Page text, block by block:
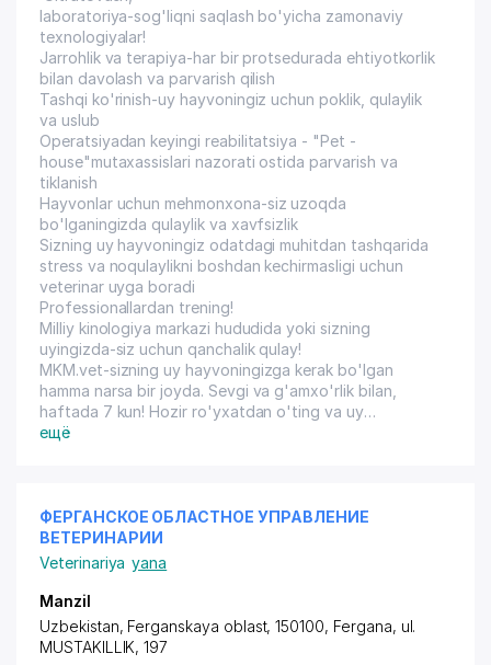
laboratoriya-sog'liqni saqlash bo'yicha zamonaviy
texnologiyalar!
Jarrohlik va terapiya-har bir protsedurada ehtiyotkorlik
bilan davolash va parvarish qilish
Tashqi ko'rinish-uy hayvoningiz uchun poklik, qulaylik
va uslub
Operatsiyadan keyingi reabilitatsiya - "Pet -
house"mutaxassislari nazorati ostida parvarish va
tiklanish
Hayvonlar uchun mehmonxona-siz uzoqda
bo'lganingizda qulaylik va xavfsizlik
Sizning uy hayvoningiz odatdagi muhitdan tashqarida
stress va noqulaylikni boshdan kechirmasligi uchun
veterinar uyga boradi
Professionallardan trening!
Milliy kinologiya markazi hududida yoki sizning
uyingizda-siz uchun qanchalik qulay!
MKM.vet-sizning uy hayvoningizga kerak bo'lgan
hamma narsa bir joyda. Sevgi va g'amxo'rlik bilan,
haftada 7 kun! Hozir ro'yxatdan o'ting va uy
hayvoningizga eng yaxshisini bering!
ещё
ФЕРГАНСКОЕ ОБЛАСТНОЕ УПРАВЛЕНИЕ
ВЕТЕРИНАРИИ
Veterinariya yana
Manzil
Uzbekistan, Ferganskaya oblast, 150100, Fergana, ul.
MUSTAKILLIK, 197